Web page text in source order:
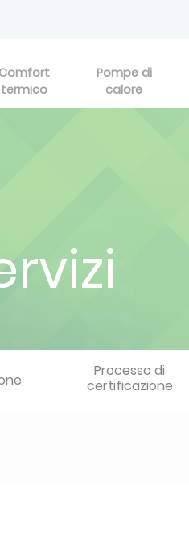
Comfort
termico
Pompe di
calore
Processo di
certificazione